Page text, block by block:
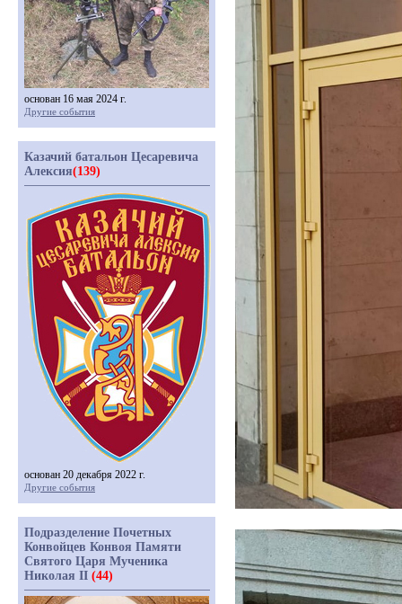
основан 16 мая 2024 г.
Другие события
Казачий батальон Цесаревича
Алексия(139)
основан 20 декабря 2022 г.
Другие события
Подразделение Почетных
Конвойцев Конвоя Памяти
Святого Царя Мученика
Николая II (44)